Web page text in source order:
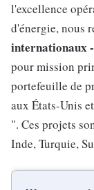
l'excellence
d'énergie, nous
internationaux
pour mission
portefeuille de
aux États-Unis
". Ces projets
Inde, Turquie,